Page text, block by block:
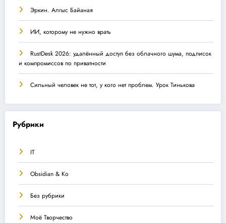
Эркин. Алгыс Байаная
ИИ, которому не нужно врать
RustDesk 2026: удалённый доступ без облачного шума, подписок
и компромиссов по приватности
Сильный человек не тот, у кого нет проблем. Урок Тинькова
Рубрики
IT
Obsidian & Ко
Без рубрики
Моё Творчество